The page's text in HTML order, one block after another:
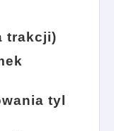
trakcji)
tyl